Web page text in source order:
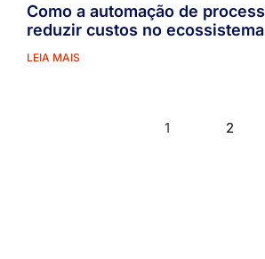
Como a automação de
reduzir custos no
LEIA MAIS
1 2